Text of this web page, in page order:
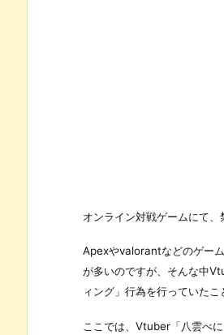
オンライン対戦ゲームにて、
Apexやvalorantなどのゲー
が多いのですが、そんな中
ィング」行為を行っていたこ
ここでは、Vtuber「八雲べ